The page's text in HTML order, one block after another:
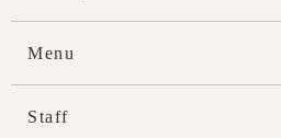
Menu
Staff